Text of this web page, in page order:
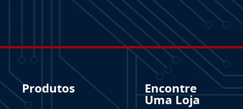
Produtos Encontre
Uma Loja